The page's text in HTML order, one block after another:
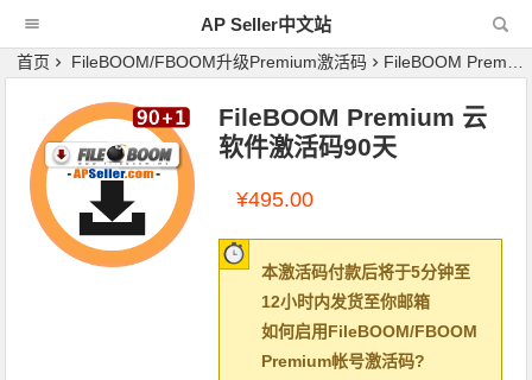
AP Seller中文站
首页 FileBOOM/FBOOM升级Premium激活码 FileBOOM Premium 云软件激活码90天
FileBOOM Premium 云
软件激活码90天
¥495.00
本激活码付款后将于5分钟至
12小时内发货至你邮箱
如何启用FileBOOM/FBOOM
Premium帐号激活码?